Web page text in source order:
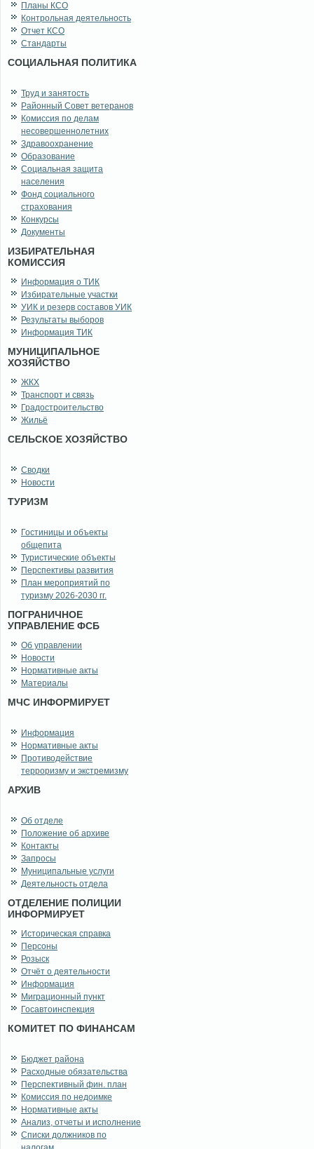
Планы КСО
Контрольная деятельность
Отчет КСО
Стандарты
СОЦИАЛЬНАЯ ПОЛИТИКА
Труд и занятость
Районный Совет ветеранов
Комиссия по делам
несовершеннолетних
Здравоохранение
Образование
Социальная защита
населения
Фонд социального
страхования
Конкурсы
Документы
ИЗБИРАТЕЛЬНАЯ
КОМИССИЯ
Информация о ТИК
Избирательные участки
УИК и резерв составов УИК
Результаты выборов
Информация ТИК
МУНИЦИПАЛЬНОЕ
ХОЗЯЙСТВО
ЖКХ
Транспорт и связь
Градостроительство
Жильё
СЕЛЬСКОЕ ХОЗЯЙСТВО
Сводки
Новости
ТУРИЗМ
Гостиницы и объекты
общепита
Туристические объекты
Перспективы развития
План мероприятий по
туризму 2026-2030 гг.
ПОГРАНИЧНОЕ
УПРАВЛЕНИЕ ФСБ
Об управлении
Новости
Нормативные акты
Материалы
МЧС ИНФОРМИРУЕТ
Информация
Нормативные акты
Противодействие
терроризму и экстремизму
АРХИВ
Об отделе
Положение об архиве
Контакты
Запросы
Муниципальные услуги
Деятельность отдела
ОТДЕЛЕНИЕ ПОЛИЦИИ
ИНФОРМИРУЕТ
Историческая справка
Персоны
Розыск
Отчёт о деятельности
Информация
Миграционный пункт
Госавтоинспекция
КОМИТЕТ ПО ФИНАНСАМ
Бюджет района
Расходные обязательства
Перспективный фин. план
Комиссия по недоимке
Нормативные акты
Анализ, отчеты и исполнение
Списки должников по